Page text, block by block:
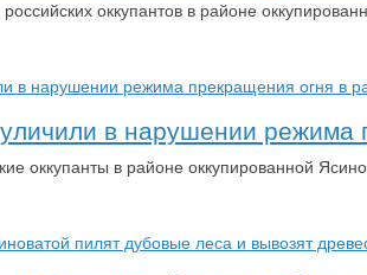
оккупантов в районе
в нарушении режима
оккупанты в районе оккупированной